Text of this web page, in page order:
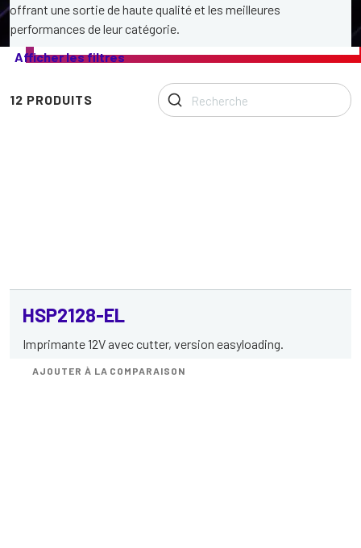
offrant une sortie de haute qualité et les meilleures
performances de leur catégorie.
Notre
mécanismes
Afficher les filtres
12 PRODUITS
HSP2128-EL
Imprimante 12V avec cutter, version easyloading.
AJOUTER À LA COMPARAISON